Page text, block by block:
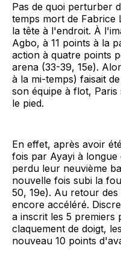
Pas de quoi perturber
temps mort de Fabrice
la tête à l'endroit. À
Agbo, à 11 points à la
action à quatre points
arena (33-39, 15e).
à la mi-temps) faisait
son équipe à flot,
le pied.
En effet, après avoir
fois par Ayayi à longue
perdu leur neuvième
nouvelle fois subi la
50, 19e). Au retour
encore accéléré.
a inscrit les 5 premiers
claquement de doigt,
nouveau 10 points